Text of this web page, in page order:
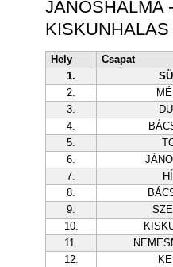
JÁNOSHALMA
Hely
Csapat
1.
2.
3.
4.
5.
6.
7.
8.
9.
10.
11.
12.